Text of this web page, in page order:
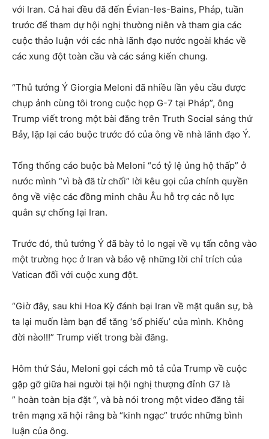
với Iran. Cả hai đều đã đến Évian-les-Bains, Pháp, tuần
trước để tham dự hội nghị thường niên và tham gia các
cuộc thảo luận với các nhà lãnh đạo nước ngoài khác về
các xung đột toàn cầu và các sáng kiến ​​chung.
“Thủ tướng Ý Giorgia Meloni đã nhiều lần yêu cầu được
chụp ảnh cùng tôi trong cuộc họp G-7 tại Pháp”, ông
Trump viết trong một bài đăng trên Truth Social sáng thứ
Bảy, lặp lại cáo buộc trước đó của ông về nhà lãnh đạo Ý.
Tổng thống cáo buộc bà Meloni “có tỷ lệ ủng hộ thấp” ở
nước mình “vì bà đã từ chối” lời kêu gọi của chính quyền
ông về việc các đồng minh châu Âu hỗ trợ các nỗ lực
quân sự chống lại Iran.
Trước đó, thủ tướng Ý đã bày tỏ lo ngại về vụ tấn công vào
một trường học ở Iran và bảo vệ những lời chỉ trích của
Vatican đối với cuộc xung đột.
“Giờ đây, sau khi Hoa Kỳ đánh bại Iran về mặt quân sự, bà
ta lại muốn làm bạn để tăng ‘số phiếu’ của mình. Không
đời nào!!!” Trump viết trong bài đăng.
Hôm thứ Sáu, Meloni gọi cách mô tả của Trump về cuộc
gặp gỡ giữa hai người tại hội nghị thượng đỉnh G7 là
” hoàn toàn bịa đặt “, và bà nói trong một video đăng tải
trên mạng xã hội rằng bà “kinh ngạc” trước những bình
luận của ông.